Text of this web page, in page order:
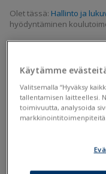
Olet tässä: Hallinto ja
hyödyntäminen
Koulutoimen hallinto
Käytämme
Valitsemalla “Hyväksy
tallentamisen laitteellesi.
toimivuutta, analysoida
markkinointitoimenpiteitä.